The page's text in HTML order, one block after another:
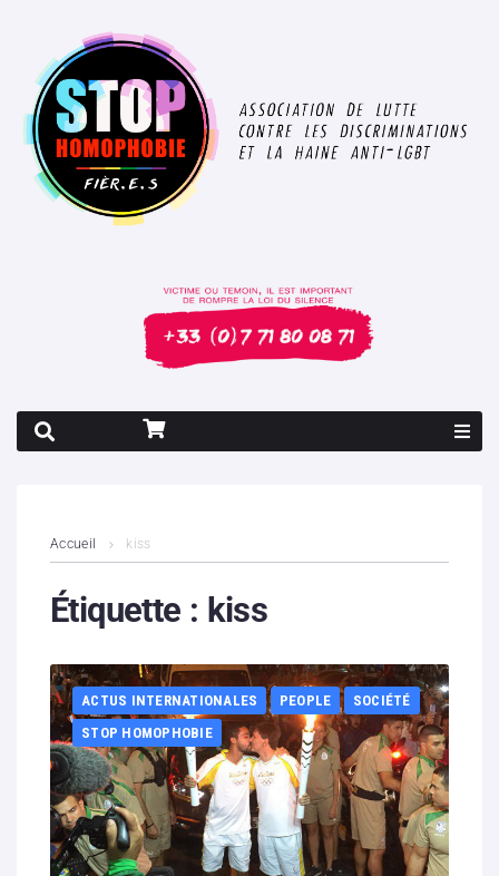
Contenus litigieux
Boutique
Partenaires
Contacts
Hébergement solidaire
Accueil kiss
Étiquette : kiss
ACTUS INTERNATIONALES PEOPLE
SOCIÉTÉ
STOP HOMOPHOBIE